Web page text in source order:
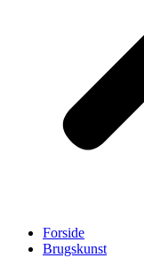
Forside
Brugskunst